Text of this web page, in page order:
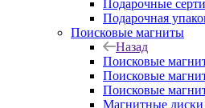
Подарочные
Подарочная
Поисковые магниты
Назад
Поисковые
Поисковые
Поисковые
Магнитные диски